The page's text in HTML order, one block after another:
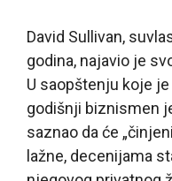
David Sullivan,
godina, najavio je
U saopštenju koje
godišnji biznismen
saznao da će
lažne, decenijama